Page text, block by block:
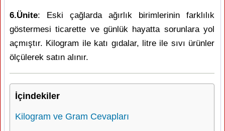
6.Ünite: Eski çağlarda ağırlık birimlerinin farklılık
göstermesi ticarette ve günlük hayatta sorunlara yol
açmıştır. Kilogram ile katı gıdalar, litre ile sıvı ürünler
ölçülerek satın alınır.
İçindekiler
Kilogram ve Gram Cevapları